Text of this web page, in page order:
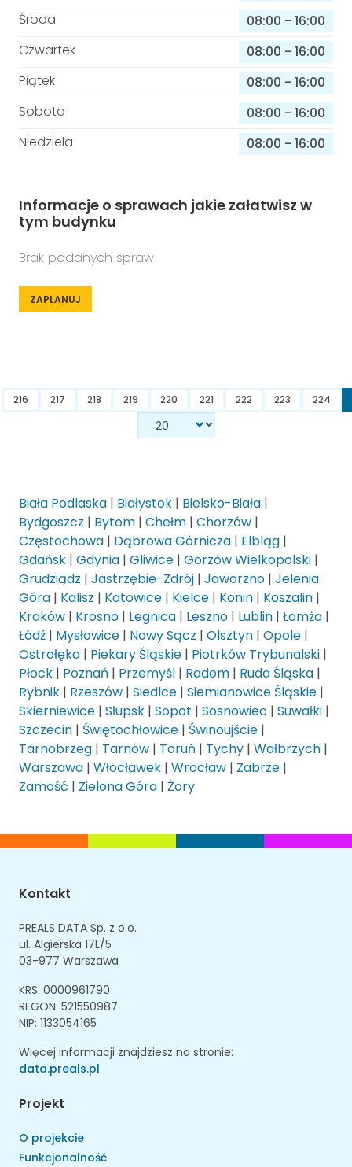
Środa
08:00 - 16:00
Czwartek
08:00 - 16:00
Piątek
08:00 - 16:00
Sobota
08:00 - 16:00
Niedziela
08:00 - 16:00
Informacje o sprawach jakie załatwisz w
tym budynku
Brak podanych spraw
ZAPLANUJ
216 217 218 219 220 221 222 223 224
Biała Podlaska | Białystok | Bielsko-Biała |
Bydgoszcz | Bytom | Chełm | Chorzów |
Częstochowa | Dąbrowa Górnicza | Elbląg |
Gdańsk | Gdynia | Gliwice | Gorzów Wielkopolski |
Grudziądz | Jastrzębie-Zdrój | Jaworzno | Jelenia
Góra | Kalisz | Katowice | Kielce | Konin | Koszalin |
Kraków | Krosno | Legnica | Leszno | Lublin | Łomża |
Łódź | Mysłowice | Nowy Sącz | Olsztyn | Opole |
Ostrołęka | Piekary Śląskie | Piotrków Trybunalski |
Płock | Poznań | Przemyśl | Radom | Ruda Śląska |
Rybnik | Rzeszów | Siedlce | Siemianowice Śląskie |
Skierniewice | Słupsk | Sopot | Sosnowiec | Suwałki |
Szczecin | Świętochłowice | Świnoujście |
Tarnobrzeg | Tarnów | Toruń | Tychy | Wałbrzych |
Warszawa | Włocławek | Wrocław | Zabrze |
Zamość | Zielona Góra | Żory
Kontakt
PREALS DATA Sp. z o.o.
ul. Algierska 17L/5
03-977 Warszawa
KRS: 0000961790
REGON: 521550987
NIP: 1133054165
Więcej informacji znajdziesz na stronie:
data.preals.pl
Projekt
O projekcie
Funkcjonalność